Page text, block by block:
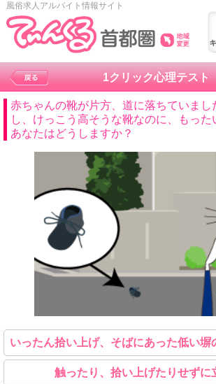
風俗求人アルバイト情報サイト
1クリック心理テスト
赤ちゃんの靴が片方、道に落ちていまし
し、けっこう高そうな靴なのに、もった
あなたはどうしますか？
いったん拾い上げ、そばにあった低い塀
触ったり、拾い上げたりせずに